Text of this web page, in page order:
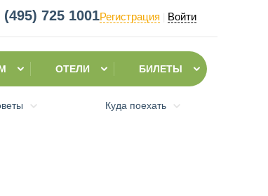
(495) 725 1001Регистрация Войти
ОТЕЛИ БИЛЕТЫ
Куда поехать